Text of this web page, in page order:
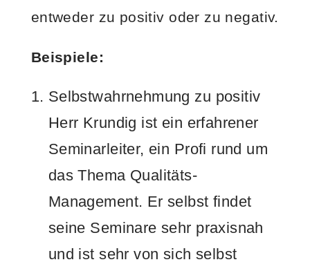
entweder zu positiv oder zu negativ.
Beispiele:
Selbstwahrnehmung zu positiv
Herr Krundig ist ein erfahrener
Seminarleiter, ein Profi rund um
das Thema Qualitäts-
Management. Er selbst findet
seine Seminare sehr praxisnah
und ist sehr von sich selbst